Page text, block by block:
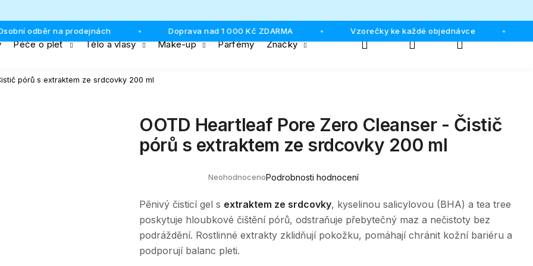
odběr na prodejnách Doprava nad 1 000 Kč ZDARMA Vzorečky ke každé objednávce
Péče o pleť Tělo a vlasy Make-up Parfémy Značky Hledat PřihlášeníNákupní
pórů s extraktem ze srdcovky 200 ml
produktu
je
z
5
hvězdiček.
NeohodnocenoPodrobnosti hodnocení
OOTD Heartleaf Pore Zero Cleanser - Čistič
pórů s extraktem ze srdcovky 200 ml
Pěnivý čisticí gel s extraktem ze srdcovky, kyselinou salicylovou (BHA) a tea tree
poskytuje hloubkové čištění pórů, odstraňuje přebytečný maz a nečistoty bez
podráždění. Rostlinné extrakty zklidňují pokožku, pomáhají chránit kožní bariéru a
podporují balanc pleti.